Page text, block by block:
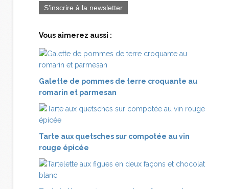
S'inscrire à la newsletter
Vous aimerez aussi :
Galette de pommes de terre croquante au
romarin et parmesan
Tarte aux quetsches sur compotée au vin
rouge épicée